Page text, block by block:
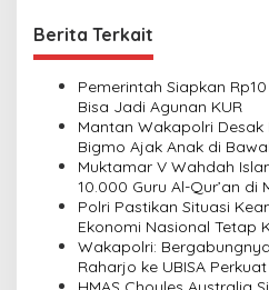
a
Berita Terkait
Pemerintah Siapkan
Bisa Jadi Agunan KUR
Mantan Wakapolri Desak
Bigmo Ajak Anak di
Muktamar V Wahdah
10.000 Guru Al-Qur’an di
Polri Pastikan Situasi
Ekonomi Nasional Tetap
Wakapolri:
Raharjo ke UBISA